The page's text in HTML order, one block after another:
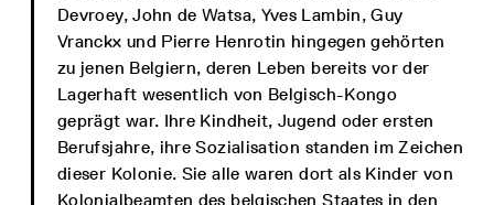
Devroey, John de Watsa, Yves Lambin, Guy
Vranckx und Pierre Henrotin hingegen gehörten
zu jenen Belgiern, deren Leben bereits vor der
Lagerhaft wesentlich von Belgisch-Kongo
geprägt war. Ihre Kindheit, Jugend oder ersten
Berufsjahre, ihre Sozialisation standen im Zeichen
dieser Kolonie. Sie alle waren dort als Kinder von
Kolonialbeamten des belgischen Staates in den